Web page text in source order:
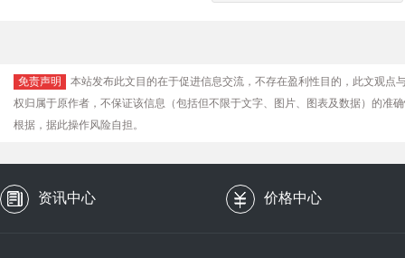
免责声明
本站发布此文目的在于促进信息交流，不存在盈利性目的，此文观
权归属于原作者，不保证该信息（包括但不限于文字、图片、图表及数据）的准
根据，据此操作风险自担。
资讯中心 价格中心